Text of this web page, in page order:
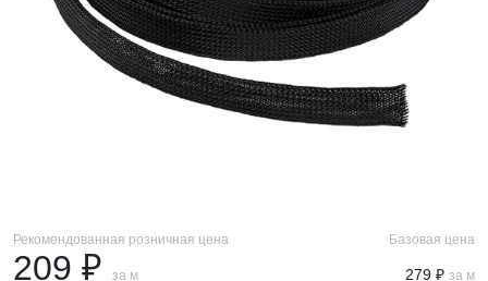
Рекомендованная розничная цена
209 ₽ за м
Базовая цена
279 ₽ за м